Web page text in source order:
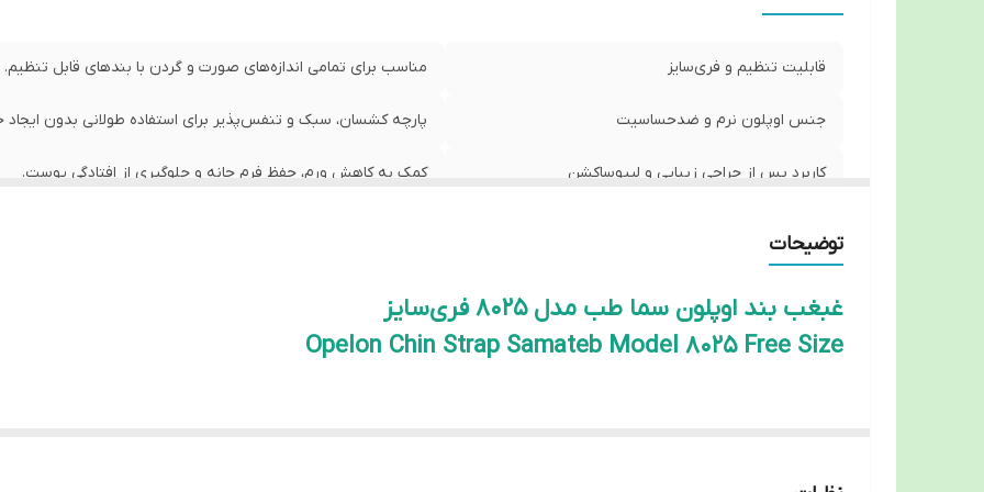
قابلیت تنظیم و فری‌سایز مناسب برای تمامی اندازه‌های صورت و گردن با بندهای قابل تنظیم.
جنس اوپلون نرم و ضدحساسیت پارچه کشسان، سبک و تنفس‌پذیر برای استفاده طولانی بدون
کاربرد پس از جراحی زیبایی و لیپوساکشن کمک به کاهش ورم، حفظ فرم چانه و جلوگیری از افتادگی پوست.
توضیحات
غبغب بند اوپلون سما طب مدل 8025 فری‌سایز
Opelon Chin Strap Samateb Model 8025 Free Size